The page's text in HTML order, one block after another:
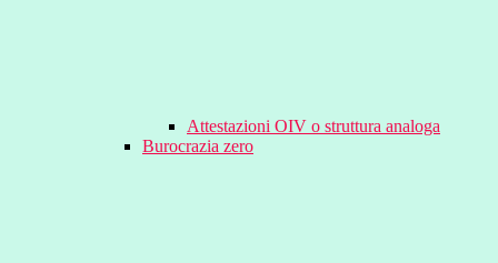
Attestazioni OIV o struttura analoga
Burocrazia zero